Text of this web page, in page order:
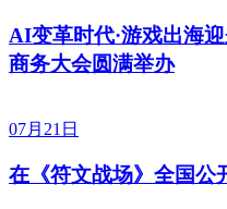
AI变革时代·游戏出海
商务大会圆满举办
07月21日
在《符文战场》全国公